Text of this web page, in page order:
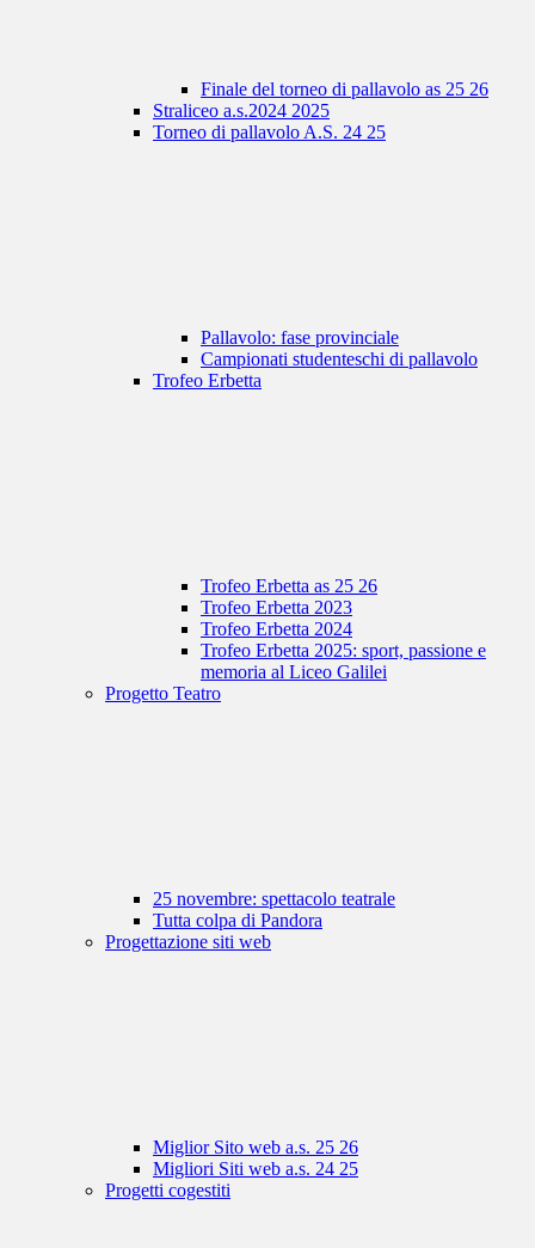
Finale del torneo di pallavolo as 25 26
Straliceo a.s.2024 2025
Torneo di pallavolo A.S. 24 25
Pallavolo: fase provinciale
Campionati studenteschi di pallavolo
Trofeo Erbetta
Trofeo Erbetta as 25 26
Trofeo Erbetta 2023
Trofeo Erbetta 2024
Trofeo Erbetta 2025: sport, passione e
memoria al Liceo Galilei
Progetto Teatro
25 novembre: spettacolo teatrale
Tutta colpa di Pandora
Progettazione siti web
Miglior Sito web a.s. 25 26
Migliori Siti web a.s. 24 25
Progetti cogestiti